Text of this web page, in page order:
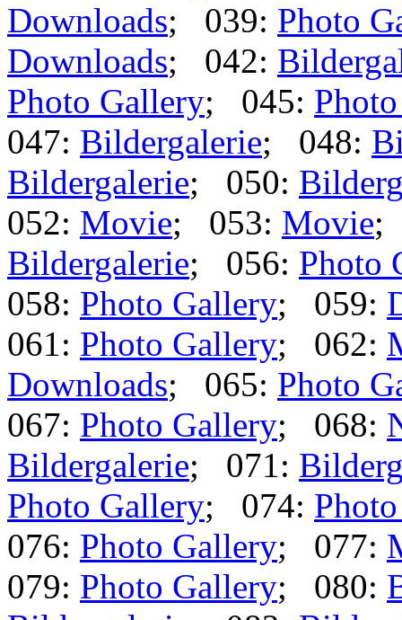
Downloads; 039: Photo
Downloads; 042:
Photo Gallery; 045:
047: Bildergalerie; 048:
Bildergalerie; 050:
052: Movie; 053: Movie;
Bildergalerie; 056: Photo
058: Photo Gallery; 059:
061: Photo Gallery; 062:
Downloads; 065: Photo
067: Photo Gallery; 068:
Bildergalerie; 071:
Photo Gallery; 074:
076: Photo Gallery; 077:
079: Photo Gallery; 080: